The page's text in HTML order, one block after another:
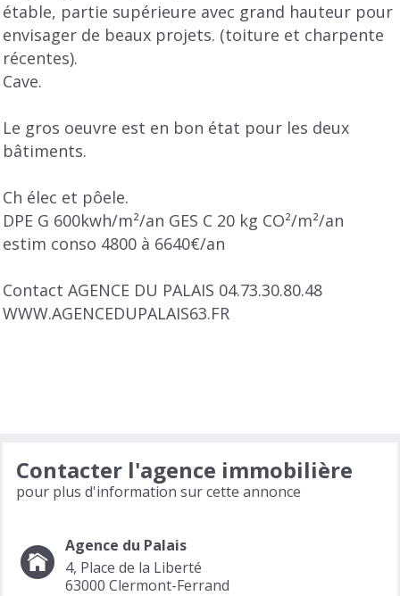
étable, partie supérieure avec grand hauteur pour
envisager de beaux projets. (toiture et charpente
récentes).
Cave.
Le gros oeuvre est en bon état pour les deux
bâtiments.
Ch élec et pôele.
DPE G 600kwh/m²/an GES C 20 kg CO²/m²/an
estim conso 4800 à 6640€/an
Contact AGENCE DU PALAIS 04.73.30.80.48
WWW.AGENCEDUPALAIS63.FR
Contacter l'agence immobilière
pour plus d'information sur cette annonce
Agence du Palais
4, Place de la Liberté
63000 Clermont-Ferrand